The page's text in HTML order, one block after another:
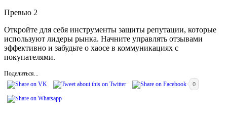
Превью 2
Откройте для себя инструменты защиты репутации, которые
используют лидеры рынка. Начните управлять отзывами
эффективно и забудьте о хаосе в коммуникациях с
покупателями.
Поделиться...
0